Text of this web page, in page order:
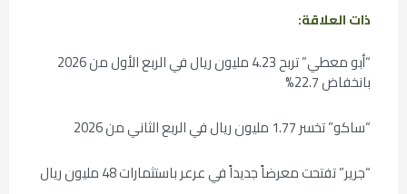
ذات العلاقة:
“أبو معطي” تربح 4.23 مليون ريال في الربع الأول من 2026
بانخفاض 22.7%
“ساكو” تخسر 1.77 مليون ريال في الربع الثاني من 2026
“جرير” تفتحت معرضاً جديداً في عرعر باستثمارات 48 مليون ريال